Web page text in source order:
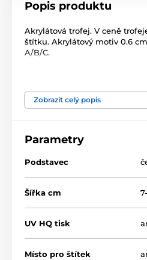
Popis produktu
Akrylátová trofej. V ceně
štítku. Akrylátový motiv 0.6
A/B/C.
Baseball
Zobrazit celý popis
Parametry
Podstavec
Šířka cm
UV HQ tisk
Místo pro štítek